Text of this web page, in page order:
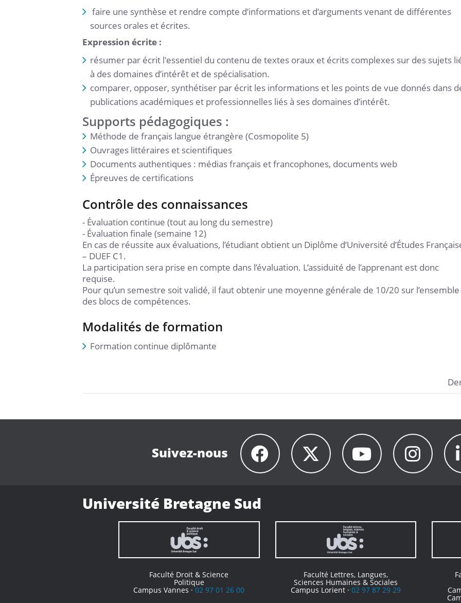
faire une synthèse et rendre compte d’informations et d’arguments venant de différentes
sources orales et écrites.
Expression écrite :
résumer par écrit l'essentiel du contenu de textes oraux et écrits complexes sur des sujets
à des domaines d’intérêt et de spécialisation.
comparer, opposer, synthétiser par écrit les informations et les points de vue donnés dans
publications académiques et professionnelles liés à ses domaines d’intérêt.
Supports pédagogiques :
Méthode de français langue étrangère (Cosmopolite 5)
Ouvrages littéraires et scientifiques
Documents authentiques : médias français et francophones, documents web
Épreuves de certifications
Contrôle des connaissances
- Évaluation continue (tout au long du semestre)
- Évaluation finale (semaine 12)
En cas de réussite aux évaluations, l’étudiant obtient un Diplôme d’Université d’Études
– DUEF C1.
La participation sera prise en compte dans l’évaluation. L’assiduité de l’apprenant est donc
requise.
Pour qu’un semestre soit validé, il faut obtenir une moyenne générale de 10/20 sur l’ensemble
des blocs de compétences.
Modalités de formation
Formation continue diplômante
Suivez-nous
Université Bretagne Sud
Faculté Droit & Science
Politique
Campus Vannes ·02 97 01 26 00
Faculté Lettres, Langues,
Sciences Humaines & Sociales
Campus Lorient · 02 97 87 29 29